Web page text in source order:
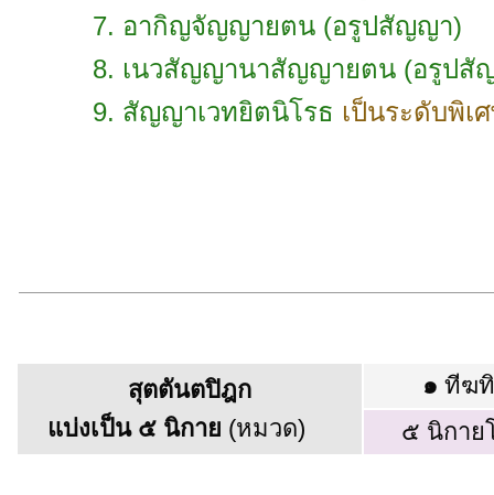
7. อากิญจัญญายตน (อรูปสัญญา)
8. เนวสัญญานาสัญญายตน (อรูปสั
9. สัญญาเวทยิตนิโรธ เป็นระดับพิเ
สุตตันตปิฎก
แบ่งเป็น ๕ นิกาย (หมวด)
๑ ทีฆ
๕ นิกาย